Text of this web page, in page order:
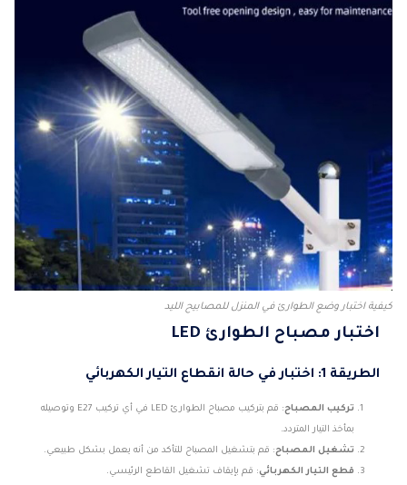
كيفية اختبار وضع الطوارئ في المنزل للمصابيح الليد
اختبار مصباح الطوارئ LED
الطريقة 1: اختبار في حالة انقطاع التيار الكهربائي
تركيب المصباح : قم بتركيب مصباح الطوارئ LED في أي تركيب E27 وتوصيله
بمأخذ التيار المتردد.
تشغيل المصباح: قم بتشغيل المصباح للتأكد من أنه يعمل بشكل طبيعي.
قطع التيار الكهربائي: قم بإيقاف تشغيل القاطع الرئيسي.